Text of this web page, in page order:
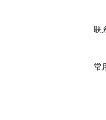
联
常